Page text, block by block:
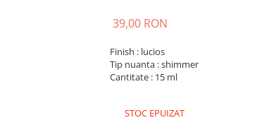
39,00 RON
Finish : lucios
Tip nuanta : shimmer
Cantitate : 15 ml
STOC EPUIZAT